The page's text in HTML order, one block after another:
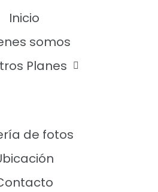
Inicio
somos
Planes
de fotos